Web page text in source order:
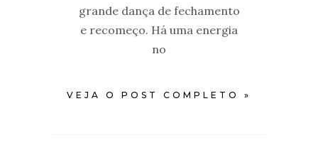
grande dança de fechamento
e recomeço. Há uma energia
no
VEJA O POST COMPLETO »